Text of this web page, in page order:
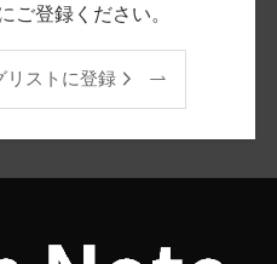
ご登録ください。
リストに登録